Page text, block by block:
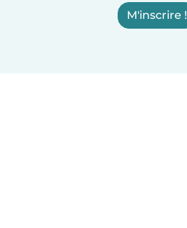
M'inscrire !